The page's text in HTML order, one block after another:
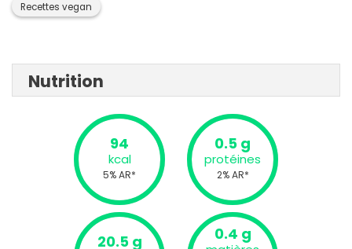
Recettes vegan
Nutrition
94
kcal
5% AR*
0.5 g
protéines
2% AR*
20.5 g 0.4 g